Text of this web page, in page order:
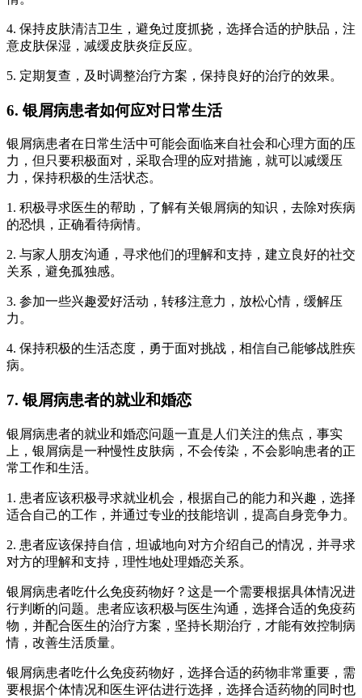
4. 保持皮肤清洁卫生，避免过度抓挠，选择合适的护肤品，注
意皮肤保湿，减缓皮肤炎症反应。
5. 定期复查，及时调整治疗方案，保持良好的治疗的效果。
6. 银屑病患者如何应对日常生活
银屑病患者在日常生活中可能会面临来自社会和心理方面的压
力，但只要积极面对，采取合理的应对措施，就可以减缓压
力，保持积极的生活状态。
1. 积极寻求医生的帮助，了解有关银屑病的知识，去除对疾病
的恐惧，正确看待病情。
2. 与家人朋友沟通，寻求他们的理解和支持，建立良好的社交
关系，避免孤独感。
3. 参加一些兴趣爱好活动，转移注意力，放松心情，缓解压
力。
4. 保持积极的生活态度，勇于面对挑战，相信自己能够战胜疾
病。
7. 银屑病患者的就业和婚恋
银屑病患者的就业和婚恋问题一直是人们关注的焦点，事实
上，银屑病是一种慢性皮肤病，不会传染，不会影响患者的正
常工作和生活。
1. 患者应该积极寻求就业机会，根据自己的能力和兴趣，选择
适合自己的工作，并通过专业的技能培训，提高自身竞争力。
2. 患者应该保持自信，坦诚地向对方介绍自己的情况，并寻求
对方的理解和支持，理性地处理婚恋关系。
银屑病患者吃什么免疫药物好？这是一个需要根据具体情况进
行判断的问题。患者应该积极与医生沟通，选择合适的免疫药
物，并配合医生的治疗方案，坚持长期治疗，才能有效控制病
情，改善生活质量。
银屑病患者吃什么免疫药物好，选择合适的药物非常重要，需
要根据个体情况和医生评估进行选择，选择合适药物的同时也